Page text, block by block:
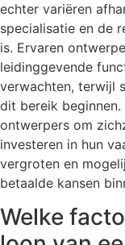
echter variëren
specialisatie en de
is. Ervaren
leidinggevende
verwachten, terwijl
dit bereik
ontwerpers om
investeren in hun
vergroten en
betaalde kansen
Welke